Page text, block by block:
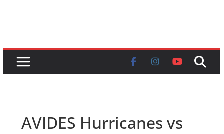
AVIDES Hurricanes vs